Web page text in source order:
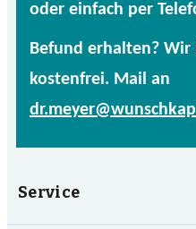
oder einfach per
Befund erhalten?
kostenfrei. Mail an
Service